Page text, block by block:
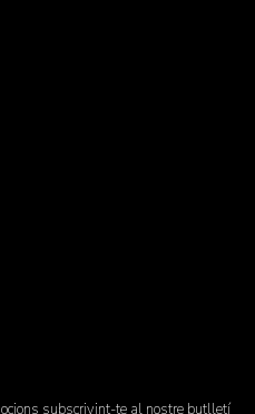
subscrivint-te al nostre butlletí